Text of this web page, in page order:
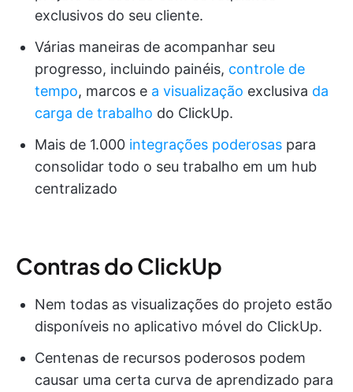
exclusivos do seu cliente.
Várias maneiras de acompanhar seu
progresso, incluindo painéis, controle de
tempo, marcos e a visualização exclusiva da
carga de trabalho do ClickUp.
Mais de 1.000 integrações poderosas para
consolidar todo o seu trabalho em um hub
centralizado
Contras do ClickUp
Nem todas as visualizações do projeto estão
disponíveis no aplicativo móvel do ClickUp.
Centenas de recursos poderosos podem
causar uma certa curva de aprendizado para